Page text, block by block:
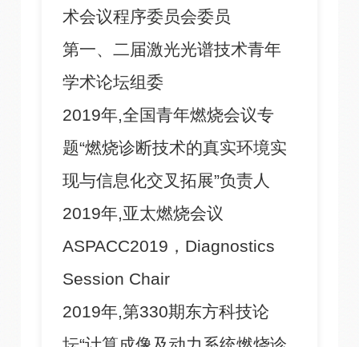
术会议程序委员会委员
第一、二届激光光谱技术青年
学术论坛组委
2019年,全国青年燃烧会议专
题“燃烧诊断技术的真实环境实
现与信息化交叉拓展”负责人
2019年,亚太燃烧会议
ASPACC2019，Diagnostics
Session Chair
2019年,第330期东方科技论